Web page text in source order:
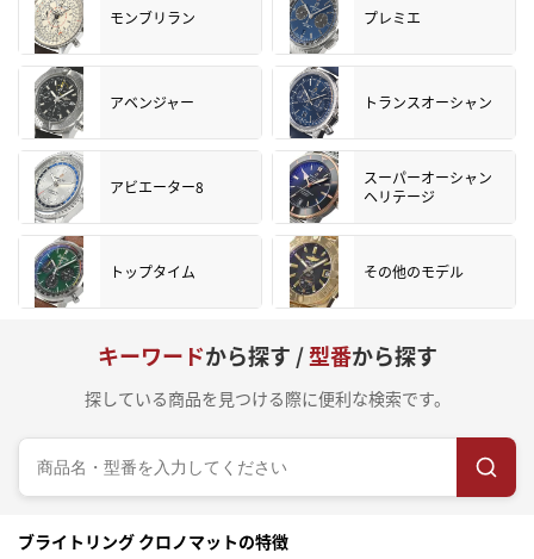
モンブリラン プレミエ
アベンジャー トランスオーシャン
アビエーター8
スーパーオーシャン
ヘリテージ
トップタイム その他のモデル
キーワードから探す /型番から探す
探している商品を見つける際に便利な検索です。
ブライトリング クロノマットの特徴